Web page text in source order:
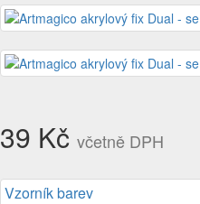
39 Kč včetně DPH
Vzorník barev